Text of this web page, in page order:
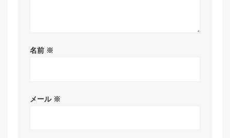
名前 ※
メール ※